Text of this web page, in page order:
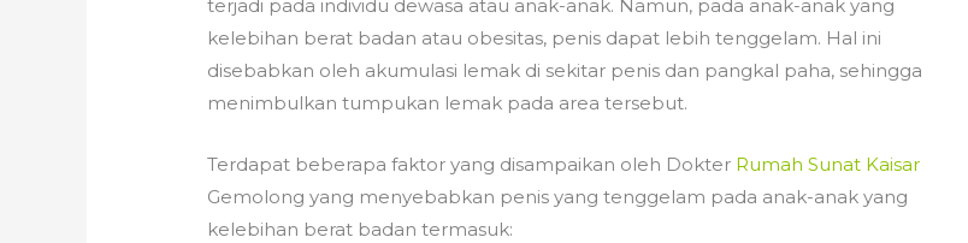
terjadi pada individu dewasa atau anak-anak. Namun, pada anak-anak yang
kelebihan berat badan atau obesitas, penis dapat lebih tenggelam. Hal ini
disebabkan oleh akumulasi lemak di sekitar penis dan pangkal paha, sehingga
menimbulkan tumpukan lemak pada area tersebut.
Terdapat beberapa faktor yang disampaikan oleh Dokter Rumah Sunat Kaisar
Gemolong yang menyebabkan penis yang tenggelam pada anak-anak yang
kelebihan berat badan termasuk: